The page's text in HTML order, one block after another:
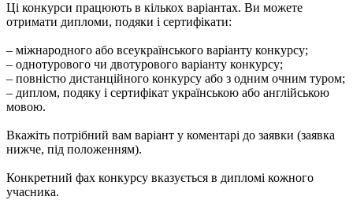
Ці конкурси працюють в кількох варіантах. Ви можете
отримати дипломи, подяки і сертифікати:
– міжнародного або всеукраїнського варіанту конкурсу;
– однотурового чи двотурового варіанту конкурсу;
– повністю дистанційного конкурсу або з одним очним туром;
– диплом, подяку і сертифікат українською або англійською
мовою.
Вкажіть потрібний вам варіант у коментарі до заявки (заявка
нижче, під положенням).
Конкретний фах конкурсу вказується в дипломі кожного
учасника.